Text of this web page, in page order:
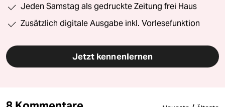
Jeden Samstag als gedruckte Zeitung frei Haus
Zusätzlich digitale Ausgabe inkl. Vorlesefunktion
Jetzt kennenlernen